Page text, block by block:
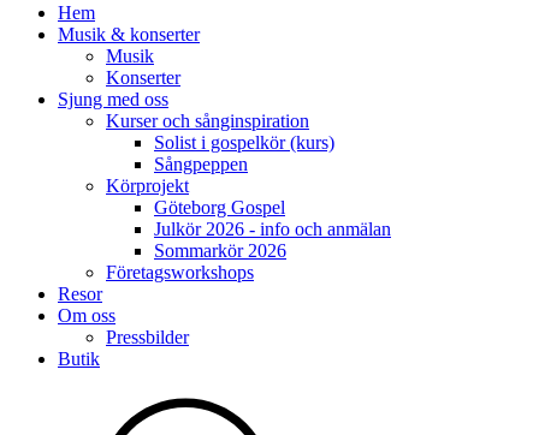
Hem
Musik & konserter
Musik
Konserter
Sjung med oss
Kurser och sånginspiration
Solist i gospelkör (kurs)
Sångpeppen
Körprojekt
Göteborg Gospel
Julkör 2026 - info och anmälan
Sommarkör 2026
Företagsworkshops
Resor
Om oss
Pressbilder
Butik